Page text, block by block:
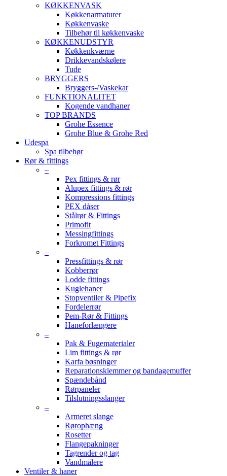
KØKKENVASK
Køkkenarmaturer
Køkkenvaske
Tilbehør til køkkenvaske
KØKKENUDSTYR
Køkkenkværne
Drikkevandskølere
Tude
BRYGGERS
Bryggers-/Vaskekar
FUNKTIONALITET
Kogende vandhaner
TOP BRANDS
Grohe Essence
Grohe Blue & Grohe Red
Udespa
Spa tilbehør
Rør & fittings
–
Pex fittings & rør
Alupex fittings & rør
Kompressions fittings
PEX dåser
Stålrør & Fittings
Primofit
Messingfittings
Forkromet Fittings
–
Pressfittings & rør
Kobberrør
Lodde fittings
Kuglehaner
Stopventiler & Pipefix
Fordelerrør
Pem-Rør & Fittings
Haneforlængere
–
Pak & Fugematerialer
Lim fittings & rør
Karfa bøsninger
Reparationsklemmer og bandagemuffer
Spændebånd
Rørpaneler
Tilslutningsslanger
–
Armeret slange
Rørophæng
Rosetter
Flangepakninger
Tagrender og tag
Vandmålere
Ventiler & haner